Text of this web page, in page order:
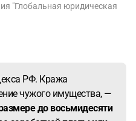
"Глобальная юридическая
РФ. Кража
чужого имущества, —
до восьмидесяти